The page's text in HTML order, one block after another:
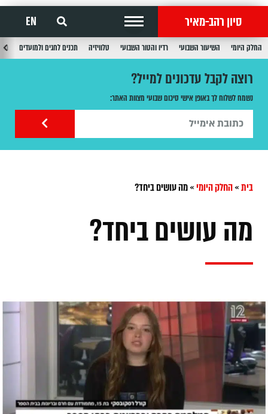
סיון רהב-מאיר EN
החלק היומי השיעור השבועי רדיו והטור השבועי טלוויזיה תכנים לחגים ולמועדים
רוצה לקבל עדכונים למייל?
נשמח לשלוח לך באופן אישי סיכום שבועי מצוות האתר:
בית»החלק היומי»מה עושים ביחד?
מה עושים ביחד?